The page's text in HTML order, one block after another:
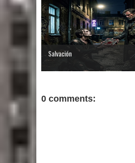
Salvación
0 comments: